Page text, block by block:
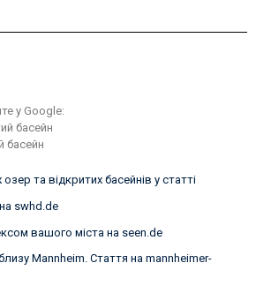
у Google:
басейн
басейн
та відкритих басейнів у статті
на swhd.de
вашого міста на seen.de
Mannheim. Стаття на mannheimer-